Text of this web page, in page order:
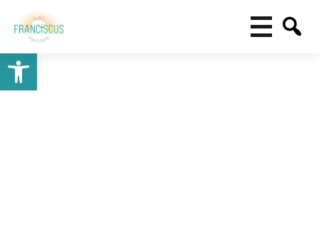
Toolbar openen